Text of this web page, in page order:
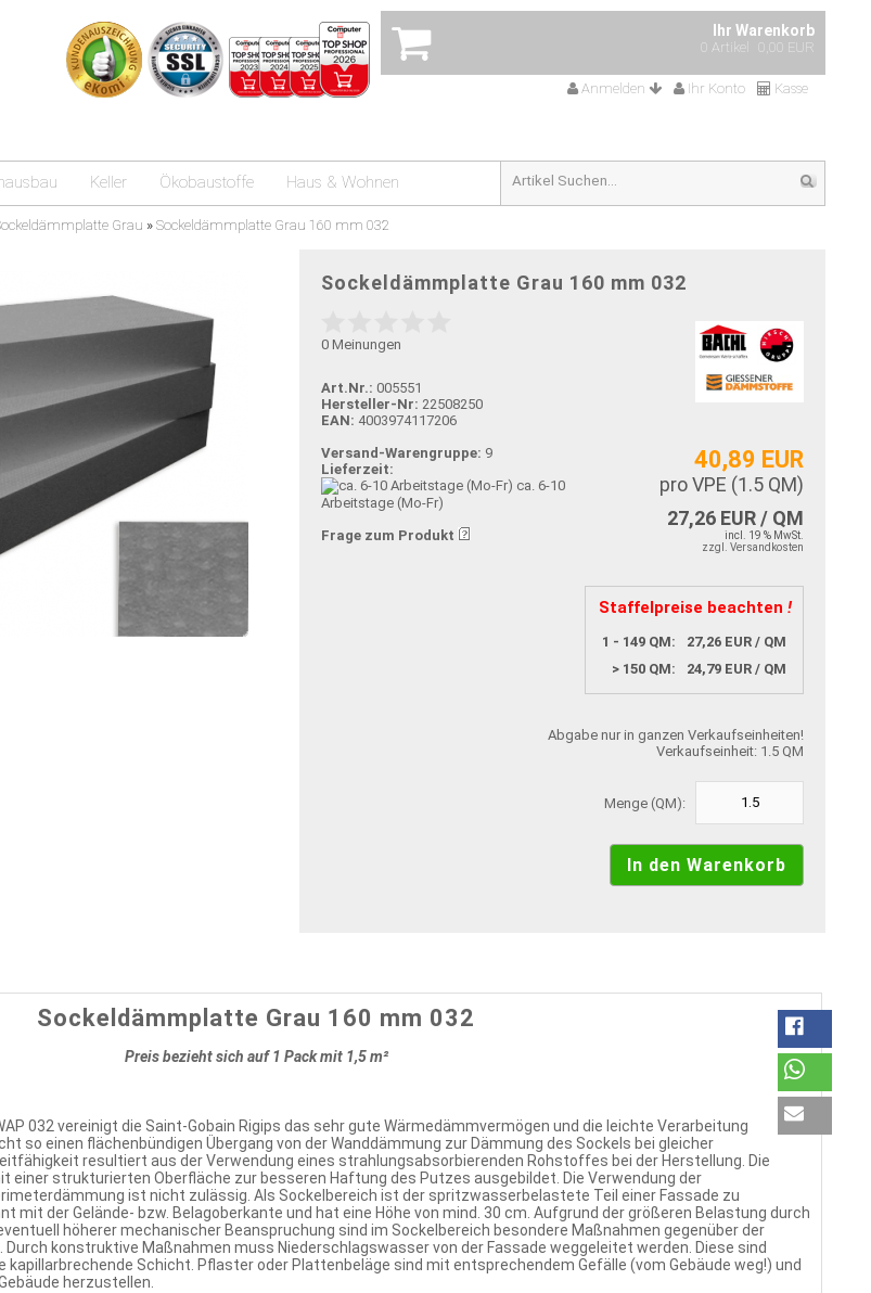
Ihr Warenkorb
0 Artikel 0,00 EUR
Anmelden Ihr Konto Kasse
Keller Ökobaustoffe Haus & Wohnen
Grau » Sockeldämmplatte Grau 160 mm 032
Sockeldämmplatte Grau 160 mm 032
0 Meinungen
40,89 EUR
pro VPE (1.5 QM)
27,26 EUR / QM
incl. 19 % MwSt.
zzgl. Versandkosten
Staffelpreise beachten !
1 - 149 QM:
27,26 EUR / QM
> 150 QM:
24,79 EUR / QM
Art.Nr.: 005551
Hersteller-Nr: 22508250
EAN: 4003974117206
Versand-Warengruppe: 9
Lieferzeit:
ca. 6-10
Arbeitstage (Mo-Fr)
Frage zum Produkt
Abgabe nur in ganzen Verkaufseinheiten!
Verkaufseinheit: 1.5 QM
Menge (QM):
Sockeldämmplatte Grau 160 mm 032
Preis bezieht sich auf 1 Pack mit 1,5 m²
032 vereinigt die Saint-Gobain Rigips das sehr gute Wärmedämmvermögen und die leichte Verarbeitung
so einen flächenbündigen Übergang von der Wanddämmung zur Dämmung des Sockels bei gleicher
resultiert aus der Verwendung eines strahlungsabsorbierenden Rohstoffes bei der Herstellung. Die
einer strukturierten Oberfläche zur besseren Haftung des Putzes ausgebildet. Die Verwendung der
ist nicht zulässig. Als Sockelbereich ist der spritzwasserbelastete Teil einer Fassade zu
mit der Gelände- bzw. Belagoberkante und hat eine Höhe von mind. 30 cm. Aufgrund der größeren Belastung durch
höherer mechanischer Beanspruchung sind im Sockelbereich besondere Maßnahmen gegenüber der
konstruktive Maßnahmen muss Niederschlagswasser von der Fassade weggeleitet werden. Diese sind
kapillarbrechende Schicht. Pflaster oder Plattenbeläge sind mit entsprechendem Gefälle (vom Gebäude weg!) und
herzustellen.